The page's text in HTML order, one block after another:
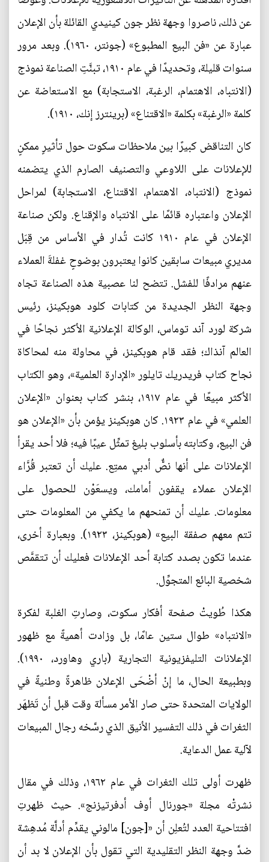
عن ذلك، ناصروا وجهة نظر جون كينيدي القائلة بأن الإعلان
عبارة عن «فن البيع المطبوع» (جونتر، ١٩٦٠). وبعد مرور
سنوات قليلة، وتحديدًا في عام ١٩١٠، تبنَّتِ الصناعة نموذج
(الانتباه، الاهتمام، الرغبة، الاستجابة) مع الاستعاضة عن
كلمة «الرغبة» بكلمة «الاقتناع» (برينترز إنك، ١٩١٠).
كان التناقض كبيرًا بين ملاحظات سكوت حول تأثيرٍ ممكنٍ
للإعلانات على اللاوعي والتصنيف الصارم الذي يتضمنه
نموذج (الانتباه، الاهتمام، الاقتناع، الاستجابة) لمراحل
الإعلان واعتباره قائمًا على الانتباه والإقناع. ولكن صناعة
الإعلان في عام ١٩١٠ كانت تُدار في الأساس من قِبَل
مديري مبيعات سابقين كانوا يعتبرون بوضوحٍ غفلةَ العملاء
عنهم مرادفًا للفشل. تتضح لنا عصبية هذه الصناعة تجاه
وجهة النظر الجديدة من كتابات كلود هوبكينز، رئيس
شركة لورد آند توماس، الوكالة الإعلانية الأكثر نجاحًا في
العالم آنذاك؛ فقد قام هوبكينز، في محاولة منه لمحاكاة
نجاح كتاب فريدريك تايلور «الإدارة العلمية»، وهو الكتاب
الأكثر مبيعًا في عام ١٩١٧، بنشر كتاب بعنوان «الإعلان
العلمي» في عام ١٩٢٣. كان هوبكينز يؤمن بأن «الإعلان هو
فن البيع، وكتابته بأسلوب بليغ تمثِّل عيبًا فيه؛ فلا أحد يقرأ
الإعلانات على أنها نصٌّ أدبي ممتِع. عليك أن تعتبر قُرَّاء
الإعلان عملاء يقفون أمامك، ويسعَوْن للحصول على
معلومات. عليك أن تمنحهم ما يكفي من المعلومات حتى
تتم معهم صفقة البيع» (هوبكينز، ١٩٢٣). وبعبارة أخرى،
عندما تكون بصدد كتابة أحد الإعلانات فعليك أن تتقمَّص
شخصية البائع المتجوِّل.
هكذا طُويتْ صفحة أفكار سكوت، وصارتِ الغلبة لفكرة
«الانتباه» طوال ستين عامًا، بل وزادت أهميةً مع ظهور
الإعلانات التليفزيونية التجارية (باري وهاورد، ١٩٩٠).
وبطبيعة الحال، ما إنْ أضْحَى الإعلان ظاهرةً وطنيةً في
الولايات المتحدة حتى صار الأمر مسألة وقت قبل أن تَظهَر
الثغرات في ذلك التفسير الأنيق الذي رسَّخه رجال المبيعات
لآلية عمل الدعاية.
ظهرت أولى تلك الثغرات في عام ١٩٦٢، وذلك في مقال
نشرتْه مجلة «جورنال أوف أدفرتيزنج». حيث ظهرتِ
افتتاحية العدد لتُعلِن أن «[جون] مالوني يقدِّم أدلَّة مُدهِشة
ضدَّ وجهة النظر التقليدية التي تقول بأن الإعلان لا بد أن